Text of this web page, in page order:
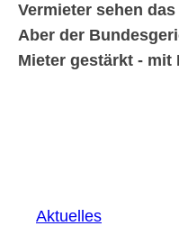
Vermieter sehen
Aber der
Mieter gestärkt - mit
Aktuelles